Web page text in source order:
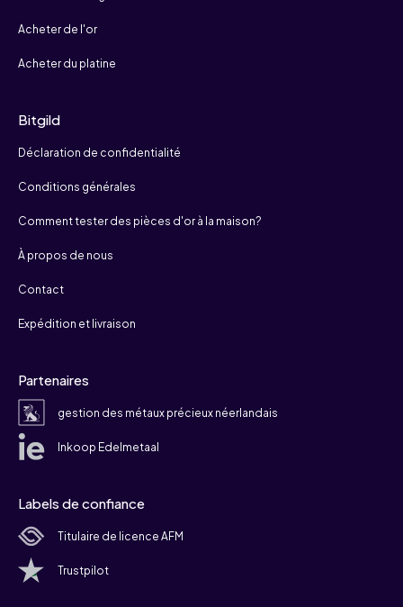
Acheter de l'or
Acheter du platine
Bitgild
Déclaration de confidentialité
Conditions générales
Comment tester des pièces d'or à la maison?
À propos de nous
Contact
Expédition et livraison
Partenaires
gestion des métaux précieux néerlandais
Inkoop Edelmetaal
Labels de confiance
Titulaire de licence AFM
Trustpilot